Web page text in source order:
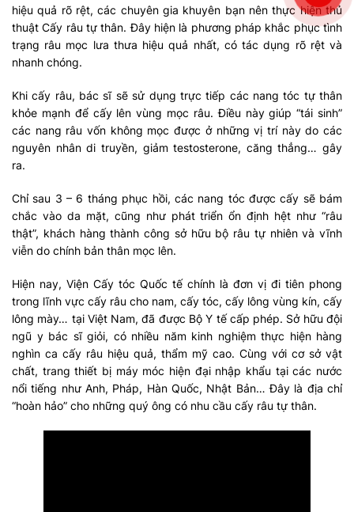
hiệu quả rõ rệt, các chuyên gia khuyên bạn nên thực hiện thủ
thuật Cấy râu tự thân. Đây hiện là phương pháp khắc phục tình
trạng râu mọc lưa thưa hiệu quả nhất, có tác dụng rõ rệt và
nhanh chóng.
Khi cấy râu, bác sĩ sẽ sử dụng trực tiếp các nang tóc tự thân
khỏe mạnh để cấy lên vùng mọc râu. Điều này giúp “tái sinh”
các nang râu vốn không mọc được ở những vị trí này do các
nguyên nhân di truyền, giảm testosterone, căng thẳng… gây
ra.
Chỉ sau 3 – 6 tháng phục hồi, các nang tóc được cấy sẽ bám
chắc vào da mặt, cũng như phát triển ổn định hệt như “râu
thật”, khách hàng thành công sở hữu bộ râu tự nhiên và vĩnh
viễn do chính bản thân mọc lên.
Hiện nay, Viện Cấy tóc Quốc tế chính là đơn vị đi tiên phong
trong lĩnh vực cấy râu cho nam, cấy tóc, cấy lông vùng kín, cấy
lông mày… tại Việt Nam, đã được Bộ Y tế cấp phép. Sở hữu đội
ngũ y bác sĩ giỏi, có nhiều năm kinh nghiệm thực hiện hàng
nghìn ca cấy râu hiệu quả, thẩm mỹ cao. Cùng với cơ sở vật
chất, trang thiết bị máy móc hiện đại nhập khẩu tại các nước
nổi tiếng như Anh, Pháp, Hàn Quốc, Nhật Bản… Đây là địa chỉ
“hoàn hảo” cho những quý ông có nhu cầu cấy râu tự thân.